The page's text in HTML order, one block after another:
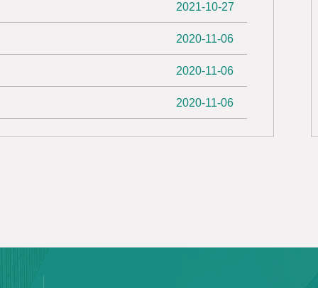
2021-10-27
2020-11-06
2020-11-06
2020-11-06